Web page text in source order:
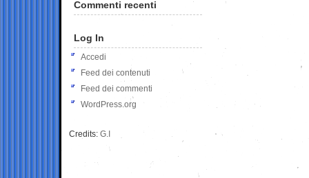
Commenti recenti
Log In
Accedi
Feed dei contenuti
Feed dei commenti
WordPress.org
Credits: G.I